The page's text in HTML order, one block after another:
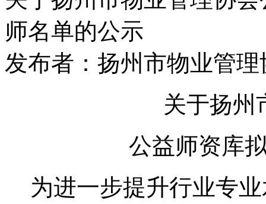
师名单的公示
发布者：扬州市物业管
关于扬州
公益师资库
为进一步提升行业专